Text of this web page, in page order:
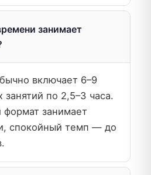
занимает
включает 6–9
занятий по 2,5–3 часа.
занимает
спокойный темп — до